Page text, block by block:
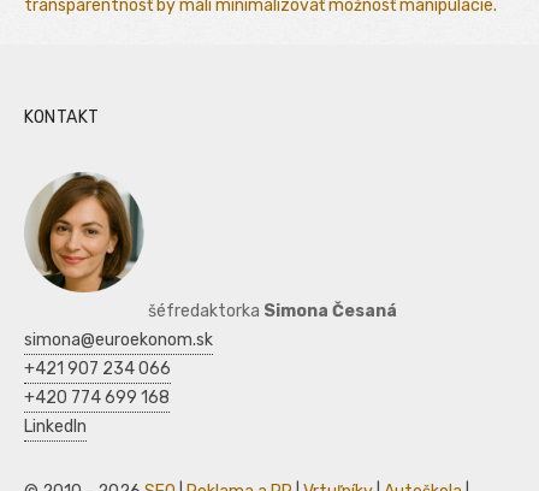
transparentnosť by mali minimalizovať možnosť manipulácie.
KONTAKT
šéfredaktorka Simona Česaná
simona@euroekonom.sk
+421 907 234 066
+420 774 699 168
LinkedIn